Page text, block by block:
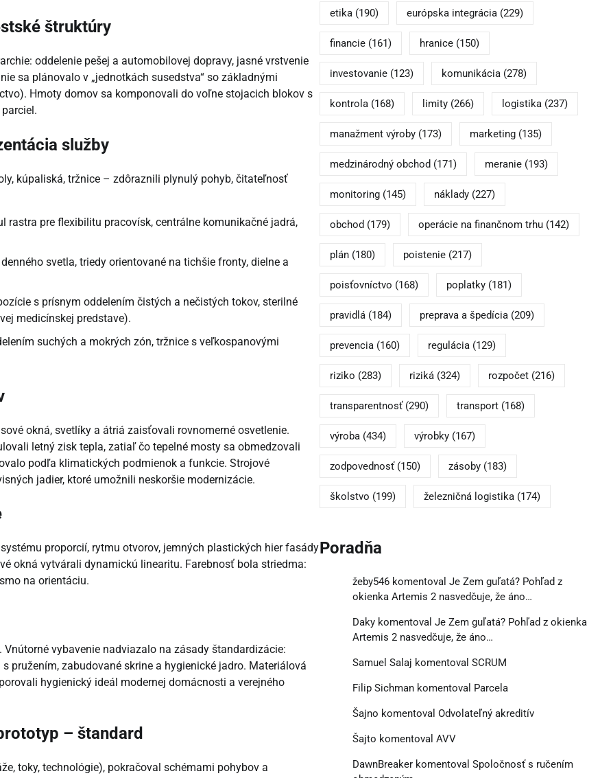
štruktúry
oddelenie pešej a automobilovej dopravy, jasné vrstvenie
sa plánovalo v „jednotkách susedstva“ so základnými
Hmoty domov sa komponovali do voľne stojacich blokov s
služby
kúpaliská, tržnice – zdôraznili plynulý pohyb, čitateľnosť
rastra pre flexibilitu pracovísk, centrálne komunikačné jadrá,
svetla, triedy orientované na tichšie fronty, dielne a
s prísnym oddelením čistých a nečistých tokov, sterilné
medicínskej predstave).
suchých a mokrých zón, tržnice s veľkospanovými
okná, svetlíky a átriá zaisťovali rovnomerné osvetlenie.
letný zisk tepla, zatiaľ čo tepelné mosty sa obmedzovali
podľa klimatických podmienok a funkcie. Strojové
jadier, ktoré umožnili neskoršie modernizácie.
proporcií, rytmu otvorov, jemných plastických hier fasády
okná vytvárali dynamickú linearitu. Farebnosť bola striedma:
na orientáciu.
vybavenie nadviazalo na zásady štandardizácie:
pružením, zabudované skrine a hygienické jadro. Materiálová
hygienický ideál modernej domácnosti a verejného
– štandard
toky, technológie), pokračoval schémami pohybov a
etika(190) európska integrácia(229)
financie(161) hranice(150)
investovanie(123) komunikácia(278)
kontrola(168) limity(266) logistika(237)
manažment výroby(173) marketing(135)
medzinárodný obchod (171) meranie(193)
monitoring(145) náklady(227)
obchod (179) operácie na finančnom trhu(142)
plán(180) poistenie(217)
poisťovníctvo (168) poplatky(181)
pravidlá(184) preprava a špedícia(209)
prevencia(160) regulácia(129)
riziko (283) riziká(324) rozpočet(216)
transparentnosť(290) transport(168)
výroba(434) výrobky(167)
zodpovednosť(150) zásoby(183)
školstvo (199) železničná logistika(174)
Poradňa
žeby546komentoval Je Zem guľatá? Pohľad z
okienka Artemis 2 nasvedčuje, že áno…
Dakykomentoval Je Zem guľatá? Pohľad z okienka
Artemis 2 nasvedčuje, že áno…
Samuel Salaj komentoval SCRUM
Filip Sichmankomentoval Parcela
Šajno komentoval Odvolateľný akreditív
Šajto komentoval AVV
DawnBreakerkomentoval Spoločnosť s ručením